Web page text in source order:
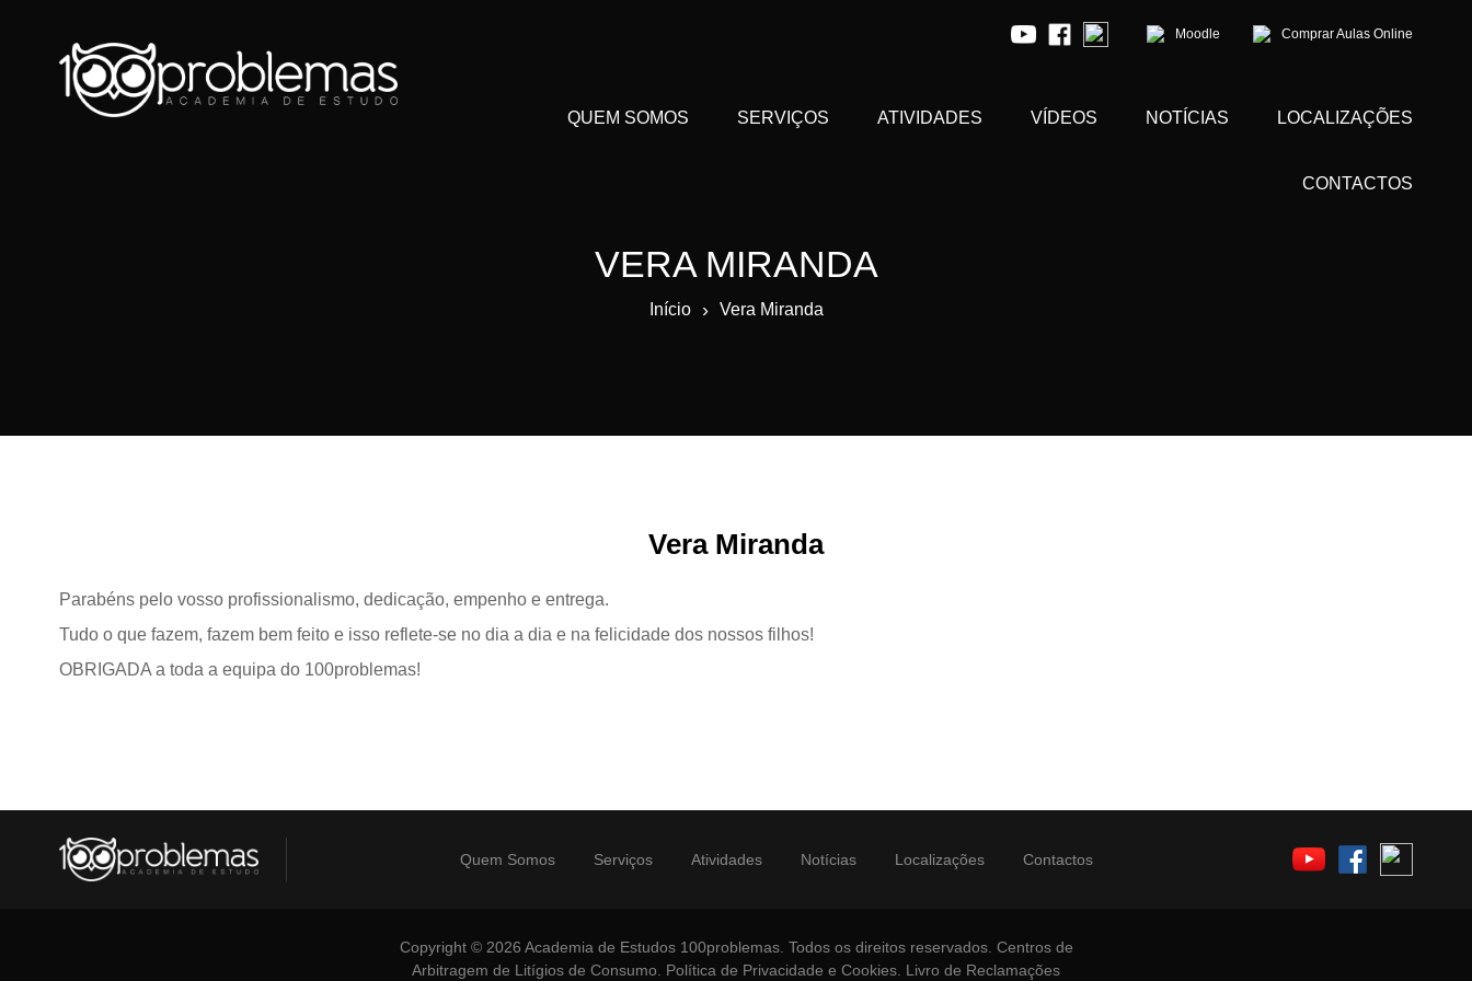
Moodle Comprar Aulas Online
QUEM SOMOS SERVIÇOS ATIVIDADES VÍDEOS NOTÍCIAS LOCALIZAÇÕES
CONTACTOS
VERA MIRANDA
Início › Vera Miranda
Vera Miranda
Parabéns pelo vosso profissionalismo, dedicação, empenho e entrega.
Tudo o que fazem, fazem bem feito e isso reflete-se no dia a dia e na felicidade dos nossos filhos!
OBRIGADA a toda a equipa do 100problemas!
Quem Somos Serviços Atividades Notícias Localizações Contactos
Copyright © 2026 Academia de Estudos 100problemas. Todos os direitos reservados. Centros de
Arbitragem de Litígios de Consumo
Política de Privacidade e Cookies Livro de Reclamações